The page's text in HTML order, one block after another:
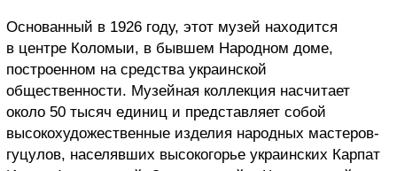
Основанный в 1926 году, этот музей находится
в центре Коломыи, в бывшем Народном доме,
построенном на средства украинской
общественности. Музейная коллекция насчитает
около 50 тысяч единиц и представляет собой
высокохудожественные изделия народных мастеров-
гуцулов, населявших высокогорье украинских Карпат